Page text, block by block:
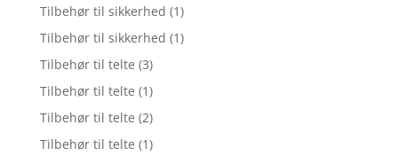
Tilbehør til sikkerhed (1)
Tilbehør til sikkerhed (1)
Tilbehør til telte (3)
Tilbehør til telte (1)
Tilbehør til telte (2)
Tilbehør til telte (1)